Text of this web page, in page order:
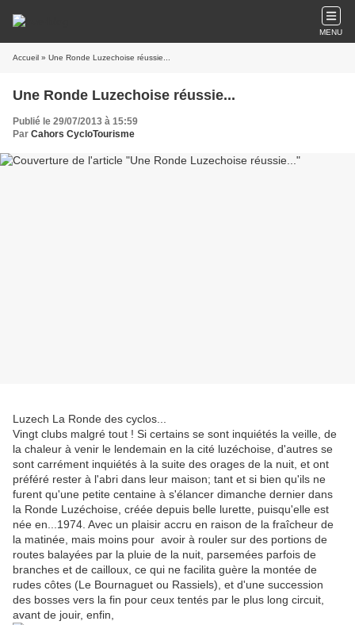
MENU
Accueil » Une Ronde Luzechoise réussie...
Une Ronde Luzechoise réussie...
Publié le 29/07/2013 à 15:59
Par Cahors CycloTourisme
Luzech La Ronde des cyclos...
Vingt clubs malgré tout ! Si certains se sont inquiétés la veille, de
la chaleur à venir le lendemain en la cité luzéchoise, d'autres se
sont carrément inquiétés à la suite des orages de la nuit, et ont
préféré rester à l'abri dans leur maison; tant et si bien qu'ils ne
furent qu'une petite centaine à s'élancer dimanche dernier dans
la Ronde Luzéchoise, créée depuis belle lurette, puisqu'elle est
née en...1974. Avec un plaisir accru en raison de la fraîcheur de
la matinée, mais moins pour avoir à rouler sur des portions de
routes balayées par la pluie de la nuit, parsemées parfois de
branches et de cailloux, ce qui ne facilita guère la montée de
rudes côtes (Le Bournaguet ou Rassiels), et d'une succession
des bosses vers la fin pour ceux tentés par le plus long circuit,
avant de jouir, enfin,